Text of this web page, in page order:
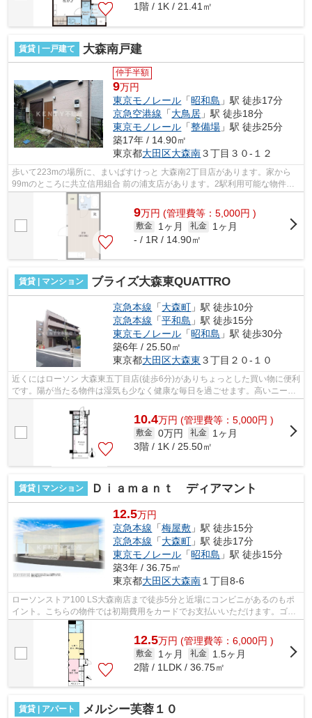
1階 / 1K / 21.41㎡
賃貸 | 一戸建て 大森南戸建
仲手半額
9万円
東京モノレール 「昭和島 」駅 徒歩17分
京急空港線 「大鳥居 」駅 徒歩18分
東京モノレール 「整備場 」駅 徒歩25分
築17年 / 14.90㎡
東京都大田区大森南３丁目３０-１２
歩いて223mの場所に、まいばすけっと 大森南2丁目店があります。家から
99mのところに共立信用組合 前の浦支店があります。2駅利用可能な物件で
目的地に応じて路線を選ぶことができます...
9万円 (管理費等：5,000円 )
敷金 1ヶ月 礼金
1ヶ月
- / 1R / 14.90㎡
賃貸 | マンション ブライズ大森東QUATTRO
京急本線 「大森町 」駅 徒歩10分
京急本線 「平和島 」駅 徒歩15分
東京モノレール 「昭和島 」駅 徒歩30分
築6年 / 25.50㎡
東京都大田区大森東 ３丁目２０-１０
近くにはローソン 大森東五丁目店(徒歩6分)がありちょっとした買い物に便利
です。陽が当たる物件は湿気も少なく健康な毎日を過ごせます。高いニーズ
10.4万円 (管理費等：5,000円 )
敷金 0万円 礼金
1ヶ月
3階 / 1K / 25.50㎡
賃貸 | マンション Ｄｉａｍａｎｔ ディアマント
12.5万円
京急本線 「梅屋敷 」駅 徒歩15分
京急本線 「大森町 」駅 徒歩17分
東京モノレール 「昭和島 」駅 徒歩15分
築3年 / 36.75㎡
東京都大田区大森南 １丁目8-6
ローソンストア100 LS大森南店まで徒歩5分と近場にコンビニがあるのもポ
イント。こちらの物件では初期費用をカードでお支払いいただけます。ゴミ
出しの負担が軽減できる敷地内ごみ置き...
12.5万円 (管理費等：6,000円 )
敷金 1ヶ月 礼金
1.5ヶ月
2階 / 1LDK / 36.75㎡
賃貸 | アパート メルシー芙蓉１０